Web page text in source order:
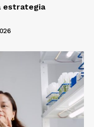
estrategia